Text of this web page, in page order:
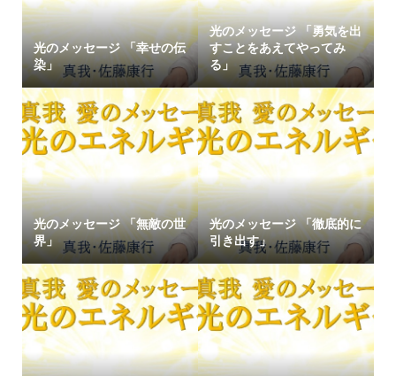
光のメッセージ 「幸せの伝
染」
光のメッセージ 「勇気を出
すことをあえてやってみ
る」
光のメッセージ 「無敵の世
界」
光のメッセージ 「徹底的に
引き出す」